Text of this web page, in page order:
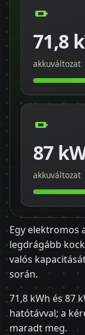
71,8
akkuváltozat
87
akkuváltozat
Egy elektromos
legdrágább
valós
során.
71,8 kWh és 87
hatótávval; a
maradt meg.